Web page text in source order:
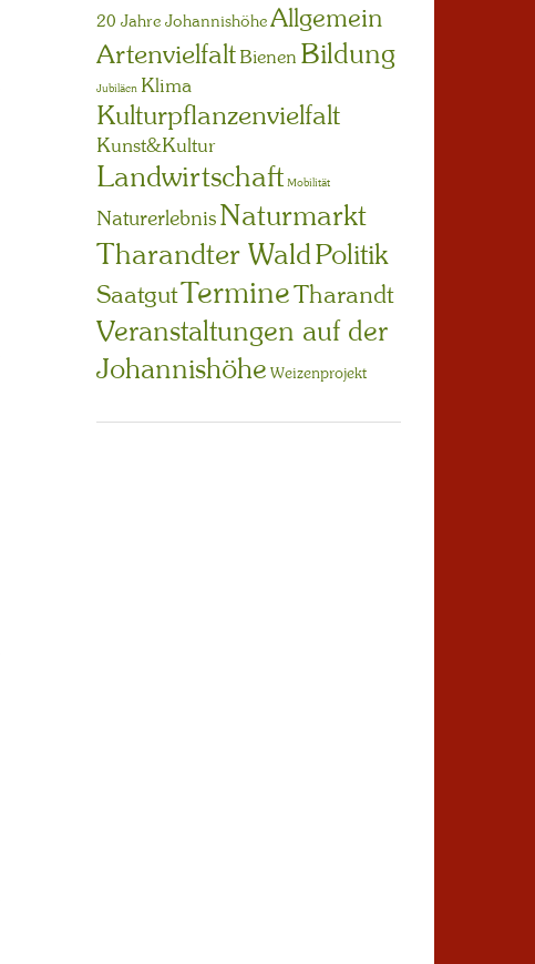
20 Jahre JohannishöheAllgemein
Artenvielfalt Bienen Bildung
Jubiläen Klima
Kulturpflanzenvielfalt
Kunst&Kultur
Landwirtschaft Mobilität
NaturerlebnisNaturmarkt
Tharandter WaldPolitik
SaatgutTermineTharandt
Veranstaltungen auf der
Johannishöhe Weizenprojekt